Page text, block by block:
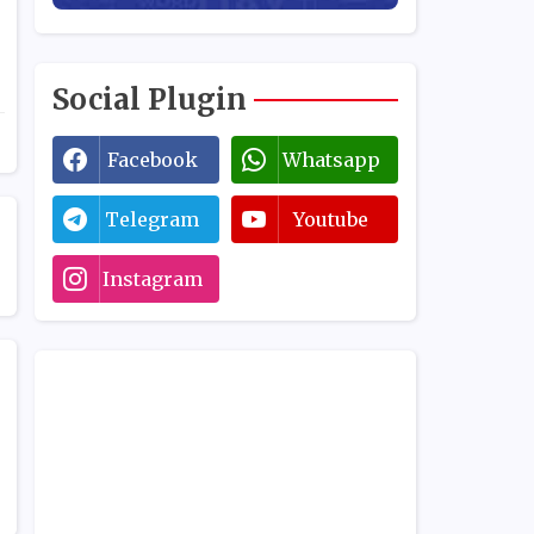
Social Plugin
Facebook Whatsapp
Telegram Youtube
Instagram